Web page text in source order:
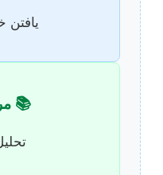
یافتن
📚